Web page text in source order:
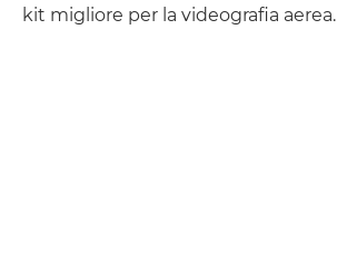
kit migliore per la videografia aerea.